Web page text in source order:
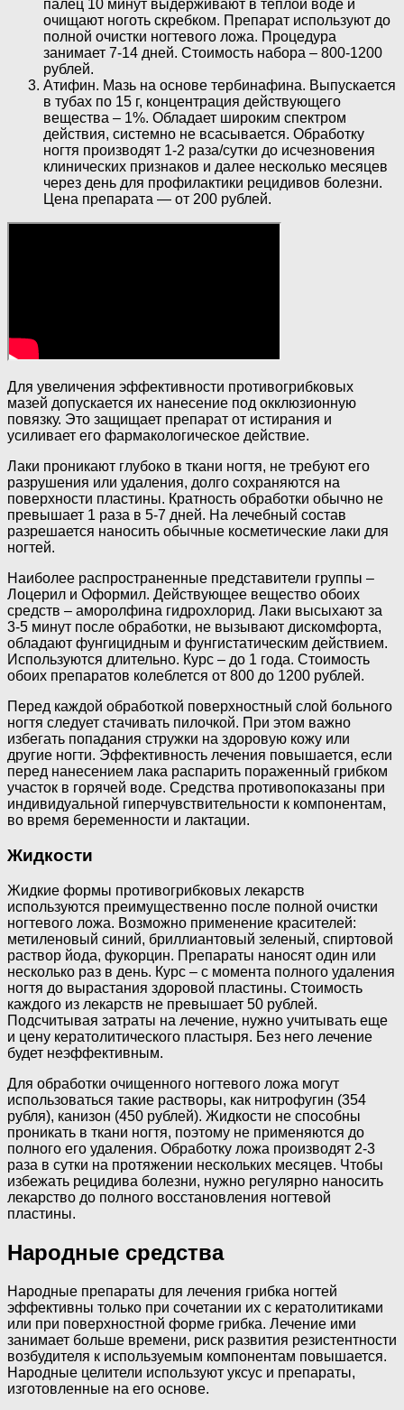
палец 10 минут выдерживают в теплой воде и
очищают ноготь скребком. Препарат используют до
полной очистки ногтевого ложа. Процедура
занимает 7-14 дней. Стоимость набора – 800-1200
рублей.
Атифин. Мазь на основе тербинафина. Выпускается
в тубах по 15 г, концентрация действующего
вещества – 1%. Обладает широким спектром
действия, системно не всасывается. Обработку
ногтя производят 1-2 раза/сутки до исчезновения
клинических признаков и далее несколько месяцев
через день для профилактики рецидивов болезни.
Цена препарата — от 200 рублей.
Для увеличения эффективности противогрибковых
мазей допускается их нанесение под окклюзионную
повязку. Это защищает препарат от истирания и
усиливает его фармакологическое действие.
Лаки проникают глубоко в ткани ногтя, не требуют его
разрушения или удаления, долго сохраняются на
поверхности пластины. Кратность обработки обычно не
превышает 1 раза в 5-7 дней. На лечебный состав
разрешается наносить обычные косметические лаки для
ногтей.
Наиболее распространенные представители группы –
Лоцерил и Оформил. Действующее вещество обоих
средств – аморолфина гидрохлорид. Лаки высыхают за
3-5 минут после обработки, не вызывают дискомфорта,
обладают фунгицидным и фунгистатическим действием.
Используются длительно. Курс – до 1 года. Стоимость
обоих препаратов колеблется от 800 до 1200 рублей.
Перед каждой обработкой поверхностный слой больного
ногтя следует стачивать пилочкой. При этом важно
избегать попадания стружки на здоровую кожу или
другие ногти. Эффективность лечения повышается, если
перед нанесением лака распарить пораженный грибком
участок в горячей воде. Средства противопоказаны при
индивидуальной гиперчувствительности к компонентам,
во время беременности и лактации.
Жидкости
Жидкие формы противогрибковых лекарств
используются преимущественно после полной очистки
ногтевого ложа. Возможно применение красителей:
метиленовый синий, бриллиантовый зеленый, спиртовой
раствор йода, фукорцин. Препараты наносят один или
несколько раз в день. Курс – с момента полного удаления
ногтя до вырастания здоровой пластины. Стоимость
каждого из лекарств не превышает 50 рублей.
Подсчитывая затраты на лечение, нужно учитывать еще
и цену кератолитического пластыря. Без него лечение
будет неэффективным.
Для обработки очищенного ногтевого ложа могут
использоваться такие растворы, как нитрофугин (354
рубля), канизон (450 рублей). Жидкости не способны
проникать в ткани ногтя, поэтому не применяются до
полного его удаления. Обработку ложа производят 2-3
раза в сутки на протяжении нескольких месяцев. Чтобы
избежать рецидива болезни, нужно регулярно наносить
лекарство до полного восстановления ногтевой
пластины.
Народные средства
Народные препараты для лечения грибка ногтей
эффективны только при сочетании их с кератолитиками
или при поверхностной форме грибка. Лечение ими
занимает больше времени, риск развития резистентности
возбудителя к используемым компонентам повышается.
Народные целители используют уксус и препараты,
изготовленные на его основе.